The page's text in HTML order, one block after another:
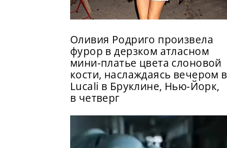
Оливия Родриго произвела
фурор в дерзком атласном
мини-платье цвета слоновой
кости, наслаждаясь вечером в
Lucali в Бруклине, Нью-Йорк,
в четверг